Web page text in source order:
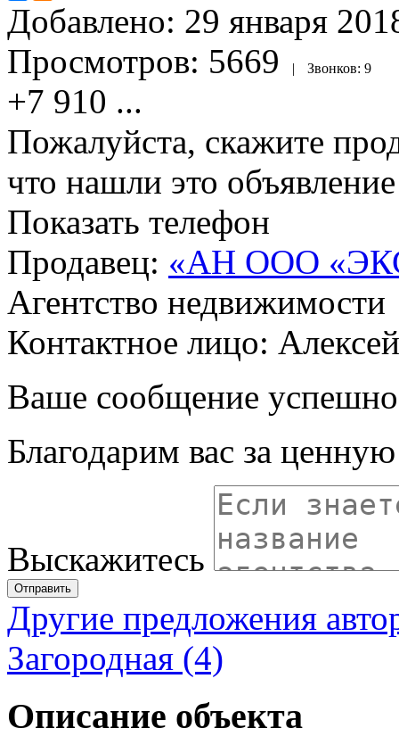
Добавлено: 29 января
Просмотров: 5669 | Звонков: 9
+7 910 ...
Пожалуйста, скажите
что нашли это
Показать телефон
Продавец: «AH OOO
Агентство недвижимости
Контактное лицо: Алексей
Ваше сообщение успешно
Благодарим вас за
Выскажитесь
Отправить
Другие предложения
Загородная (4)
Описание объекта